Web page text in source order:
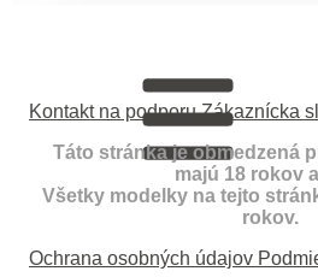
Kontakt na podporu Zákaznícka
Táto stránka je obmedzená
majú 18 rokov
Všetky modelky na tejto
rokov.
Ochrana osobných údajov